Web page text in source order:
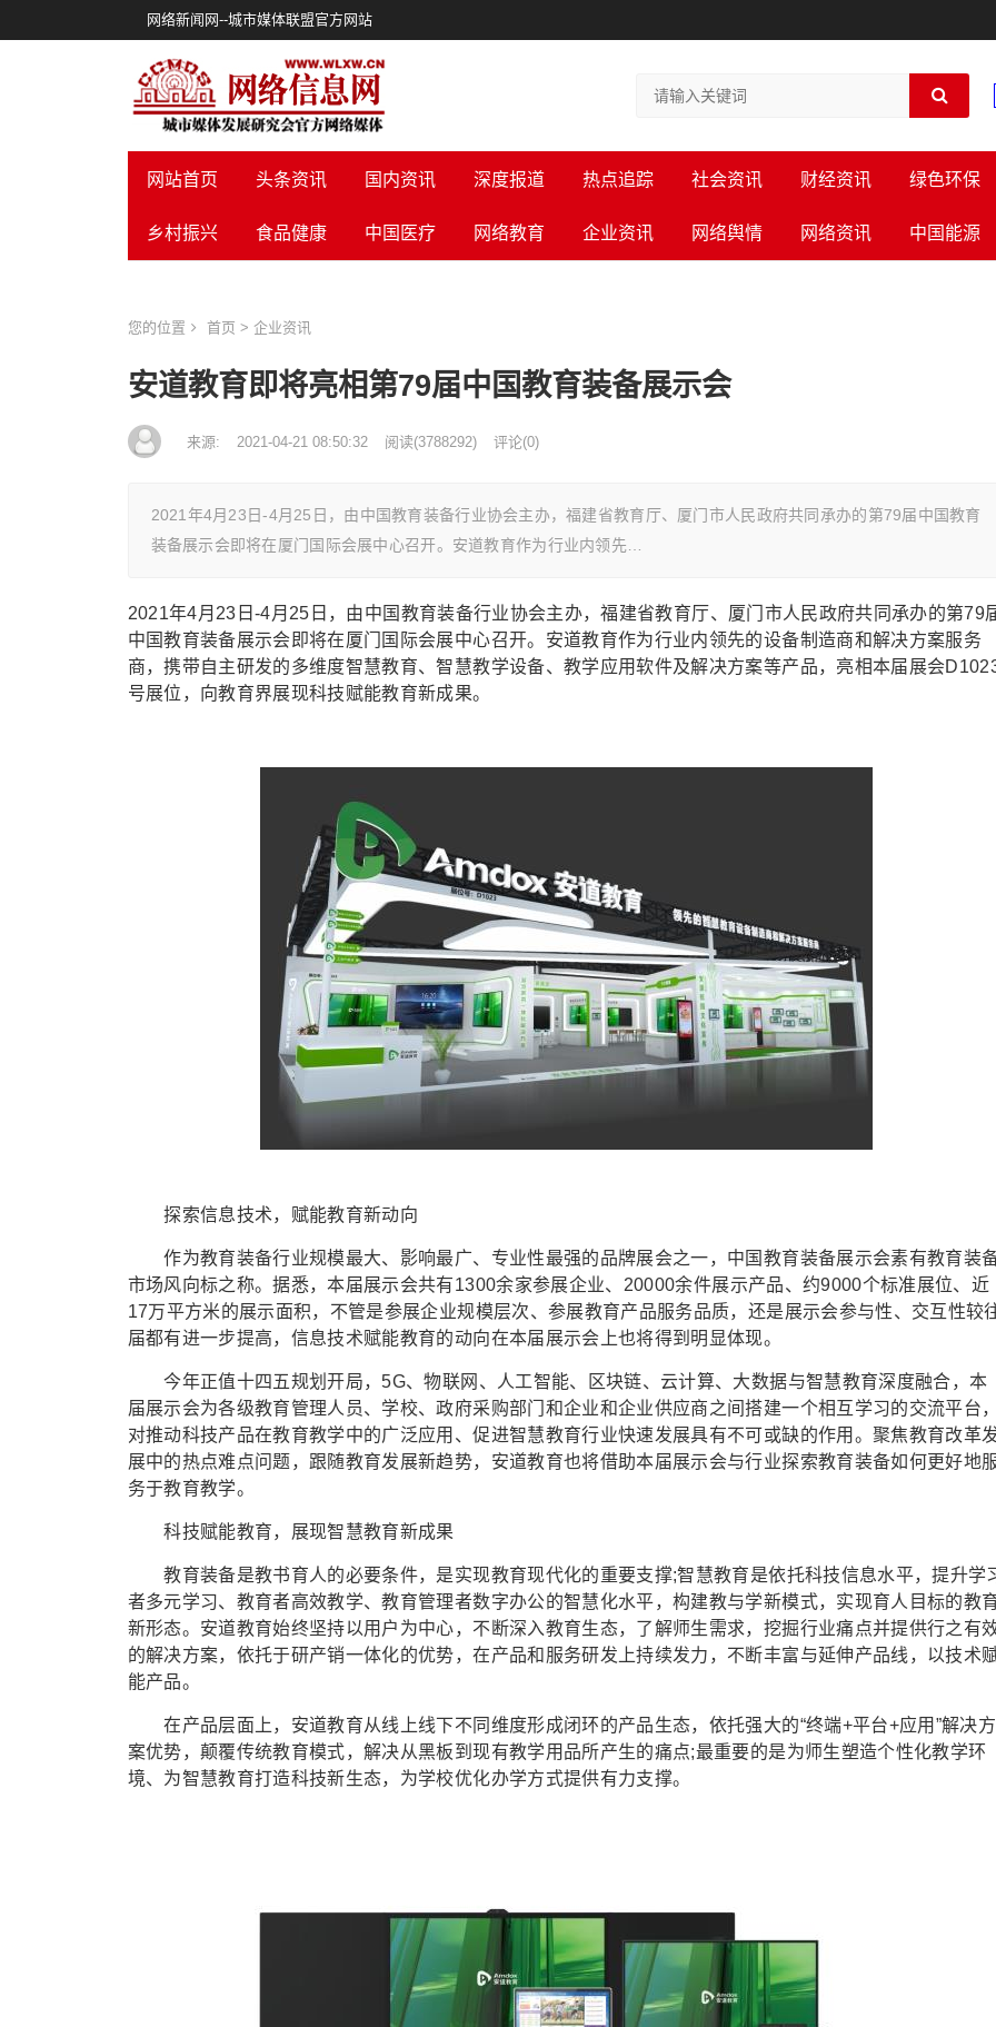
网络新闻网--城市媒体联盟官方网站
网站首页 头条资讯 国内资讯 深度报道 热点追踪 社会资讯 财经资讯 绿色环保
乡村振兴 食品健康 中国医疗 网络教育 企业资讯 网络舆情 网络资讯 中国能源
您的位置 首页 > 企业资讯
安道教育即将亮相第79届中国教育装备展示会
来源: 2021-04-21 08:50:32 阅读(3788292) 评论(0)
2021年4月23日-4月25日，由中国教育装备行业协会主办，福建省教育厅、厦门市人民政府共同承办的第79届中国教育
装备展示会即将在厦门国际会展中心召开。安道教育作为行业内领先…
2021年4月23日-4月25日，由中国教育装备行业协会主办，福建省教育厅、厦门市人民政府共同承办的第79
中国教育装备展示会即将在厦门国际会展中心召开。安道教育作为行业内领先的设备制造商和解决方案服务
商，携带自主研发的多维度智慧教育、智慧教学设备、教学应用软件及解决方案等产品，亮相本届展会
号展位，向教育界展现科技赋能教育新成果。
探索信息技术，赋能教育新动向
作为教育装备行业规模最大、影响最广、专业性最强的品牌展会之一，中国教育装备展示会素有教育装
市场风向标之称。据悉，本届展示会共有1300余家参展企业、20000余件展示产品、约9000个标准展位、近
17万平方米的展示面积，不管是参展企业规模层次、参展教育产品服务品质，还是展示会参与性、交互性较
届都有进一步提高，信息技术赋能教育的动向在本届展示会上也将得到明显体现。
今年正值十四五规划开局，5G、物联网、人工智能、区块链、云计算、大数据与智慧教育深度融合，本
届展示会为各级教育管理人员、学校、政府采购部门和企业和企业供应商之间搭建一个相互学习的交流平台，
对推动科技产品在教育教学中的广泛应用、促进智慧教育行业快速发展具有不可或缺的作用。聚焦教育改革
展中的热点难点问题，跟随教育发展新趋势，安道教育也将借助本届展示会与行业探索教育装备如何更好地
务于教育教学。
科技赋能教育，展现智慧教育新成果
教育装备是教书育人的必要条件，是实现教育现代化的重要支撑;智慧教育是依托科技信息水平，提升学
者多元学习、教育者高效教学、教育管理者数字办公的智慧化水平，构建教与学新模式，实现育人目标的教
新形态。安道教育始终坚持以用户为中心，不断深入教育生态，了解师生需求，挖掘行业痛点并提供行之有
的解决方案，依托于研产销一体化的优势，在产品和服务研发上持续发力，不断丰富与延伸产品线，以技术
能产品。
在产品层面上，安道教育从线上线下不同维度形成闭环的产品生态，依托强大的“终端+平台+应用”解决方
案优势，颠覆传统教育模式，解决从黑板到现有教学用品所产生的痛点;最重要的是为师生塑造个性化教学环
境、为智慧教育打造科技新生态，为学校优化办学方式提供有力支撑。